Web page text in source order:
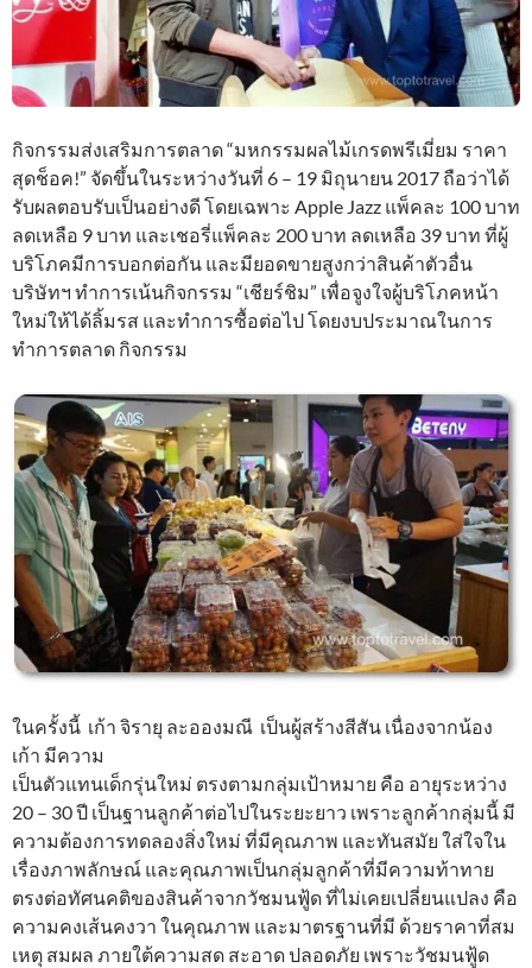
กิจกรรมส่งเสริมการตลาด “มหกรรมผลไม้เกรดพรีเมี่ยม ราคา
สุดช็อค!” จัดขึ้นในระหว่างวันที่ 6 – 19 มิถุนายน 2017 ถือว่าได้
รับผลตอบรับเป็นอย่างดี โดยเฉพาะ Apple Jazz แพ็คละ 100 บาท
ลดเหลือ 9 บาท และเชอรี่แพ็คละ 200 บาท ลดเหลือ 39 บาท ที่ผู้
บริโภคมีการบอกต่อกัน และมียอดขายสูงกว่าสินค้าตัวอื่น
บริษัทฯ ทำการเน้นกิจกรรม “เชียร์ชิม” เพื่อจูงใจผู้บริโภคหน้า
ใหม่ให้ได้ลิ้มรส และทำการซื้อต่อไป โดยงบประมาณในการ
ทำการตลาด กิจกรรม
ในครั้งนี้ เก้า จิรายุ ละอองมณี เป็นผู้สร้างสีสัน เนื่องจากน้อง
เก้า มีความ
เป็นตัวแทนเด็กรุ่นใหม่ ตรงตามกลุ่มเป้าหมาย คือ อายุระหว่าง
20 – 30 ปี เป็นฐานลูกค้าต่อไปในระยะยาว เพราะลูกค้ากลุ่มนี้ มี
ความต้องการทดลองสิ่งใหม่ ที่มีคุณภาพ และทันสมัย ใส่ใจใน
เรื่องภาพลักษณ์ และคุณภาพเป็นกลุ่มลูกค้าที่มีความท้าทาย
ตรงต่อทัศนคติของสินค้าจากวัชมนฟู้ด ที่ไม่เคยเปลี่ยนแปลง คือ
ความคงเส้นคงวา ในคุณภาพ และมาตรฐานที่มี ด้วยราคาที่สม
เหตุ สมผล ภายใต้ความสด สะอาด ปลอดภัย เพราะวัชมนฟู้ด